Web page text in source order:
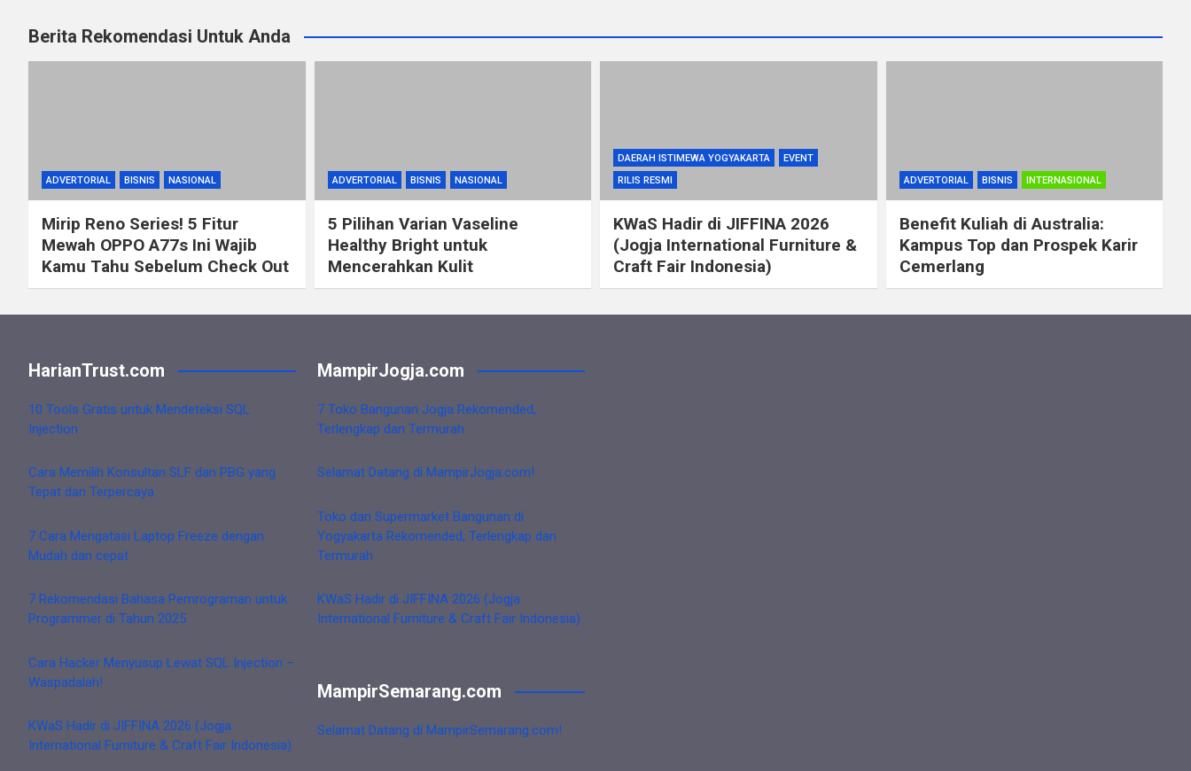
Berita Rekomendasi Untuk Anda
ADVERTORIAL BISNIS NASIONAL
Mirip Reno Series! 5 Fitur
Mewah OPPO A77s Ini Wajib
Kamu Tahu Sebelum Check Out
ADVERTORIAL BISNIS NASIONAL
5 Pilihan Varian Vaseline
Healthy Bright untuk
Mencerahkan Kulit
DAERAH ISTIMEWA YOGYAKARTA
EVENT
RILIS RESMI
KWaS Hadir di JIFFINA 2026
(Jogja International Furniture &
Craft Fair Indonesia)
ADVERTORIAL BISNIS INTERNASIONAL
Benefit Kuliah di Australia:
Kampus Top dan Prospek Karir
Cemerlang
HarianTrust.com
10 Tools Gratis untuk Mendeteksi SQL
Injection
Cara Memilih Konsultan SLF dan PBG yang
Tepat dan Terpercaya
7 Cara Mengatasi Laptop Freeze dengan
Mudah dan cepat
7 Rekomendasi Bahasa Pemrograman untuk
Programmer di Tahun 2025
Cara Hacker Menyusup Lewat SQL Injection –
Waspadalah!
KWaS Hadir di JIFFINA 2026 (Jogja
International Furniture & Craft Fair Indonesia)
MampirJogja.com
7 Toko Bangunan Jogja Rekomended,
Terlengkap dan Termurah
Selamat Datang di MampirJogja.com!
Toko dan Supermarket Bangunan di
Yogyakarta Rekomended, Terlengkap dan
Termurah
KWaS Hadir di JIFFINA 2026 (Jogja
International Furniture & Craft Fair Indonesia)
MampirSemarang.com
Selamat Datang di MampirSemarang.com!